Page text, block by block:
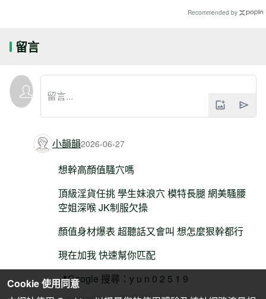
Recommended by
留言
小韻韻2026-06-27
想幹高顏值騷穴嗎
頂級淫貨任挑 學生妹浪穴 模特長腿 網美騷腰
空姐深喉 JK制服欠操
顏值身材爆表 超聽話又會叫 想怎麼狠幹都行
現在加我 快速幫你匹配
📍Google 搜尋：y u n 0 2 5 1 9
Cookie 使用同意